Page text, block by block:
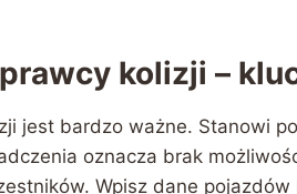
kolizji –
jest bardzo ważne. Stanowi
oznacza brak
Wpisz dane